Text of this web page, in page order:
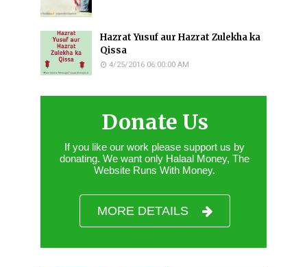
Hazrat Yusuf aur Hazrat Zulekha ka
Qissa
4/25/2016 06:00:00 AM
Donate Us
If you like our work please support us by
donating. We want only Halaal Money, The
Website Runs With Money.
MORE DETAILS